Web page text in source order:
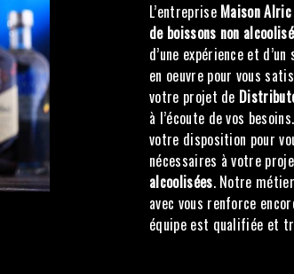
L’entreprise Maison Alric
de boissons non
d’une expérience et
en oeuvre pour vous
votre projet de
à l’écoute de vos
votre disposition pour
nécessaires à votre
alcoolisées. Notre
avec vous renforce
équipe est qualifiée et